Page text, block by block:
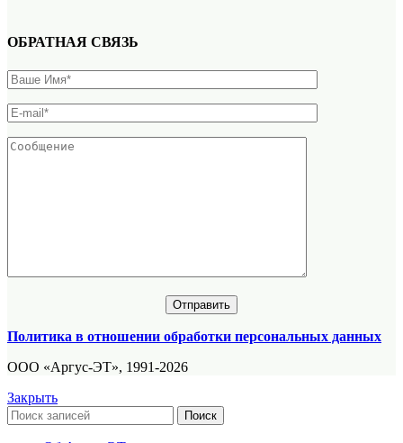
ОБРАТНАЯ СВЯЗЬ
Политика в отношении обработки персональных данных
ООО «Аргус-ЭТ», 1991-2026
Закрыть
Поиск